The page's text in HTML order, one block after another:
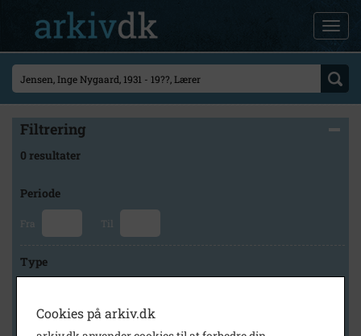
Filtrering
0 resultater
Periode
Fra Til
Type
Arkiv
Cookies på arkiv.dk